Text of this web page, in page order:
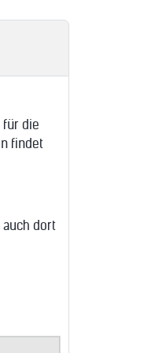
für die
findet
auch dort